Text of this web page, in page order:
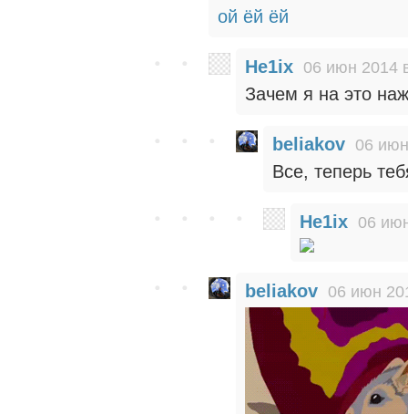
ой ёй ёй
He1ix 06 июн 2014
Зачем я на это
beliakov 06
Все, теперь
He1ix 06
beliakov 06 июн